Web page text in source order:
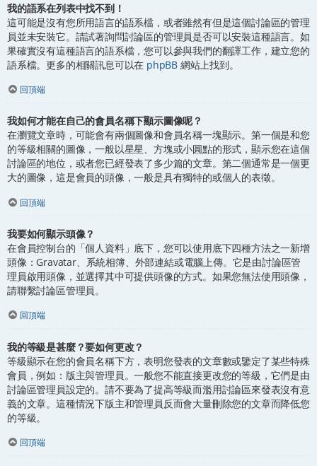
我的語系在列表中找不到！
這可能是沒有您所用語言的語系檔，或者雖然有但是這個討論區的管理
員並未安裝它。請試著詢問討論區的管理員是否可以安裝這種語言。如
果確實沒有這種語言的語系檔，您可以參與我們的翻譯工作，建立您的
語系檔。更多的相關訊息可以在 phpBB 網站上找到。
回頂端
我如何才能在自己的會員名稱下顯示圖像呢？
在瀏覽文章時，可能會有兩個圖像和會員名稱一塊顯示。第一個是和您
的等級相關的圖像，一般以星星、方塊或小圓點的形式，顯示您在這個
討論區的地位，或者您已經發表了多少篇的文章。第二個通常是一個更
大的圖像，這是會員的頭像，一般是具有獨特的或個人的表徵。
回頂端
我要如何顯示頭像？
在會員控制台的「個人資料」底下，您可以使用底下四種方法之一新增
頭像：Gravatar、系統相簿、外部連結或電腦上傳。它是由討論區管
理員啟用頭像，並選擇其中可提供頭像的方式。如果您無法使用頭像，
請聯繫討論區管理員。
回頂端
我的等級是甚麼？要如何更改？
等級顯示在您的會員名稱下方，表明您發表的文章數或鑒定了某些特殊
會員，例如：版主與管理員。一般您不能直接更改您的等級，它們是由
討論區管理員設定的。請不要為了提高等級而濫用討論區來發表沒有意
義的文章。這種情況下版主和管理員反而會大量刪除您的文章而降低您
的等級。
回頂端